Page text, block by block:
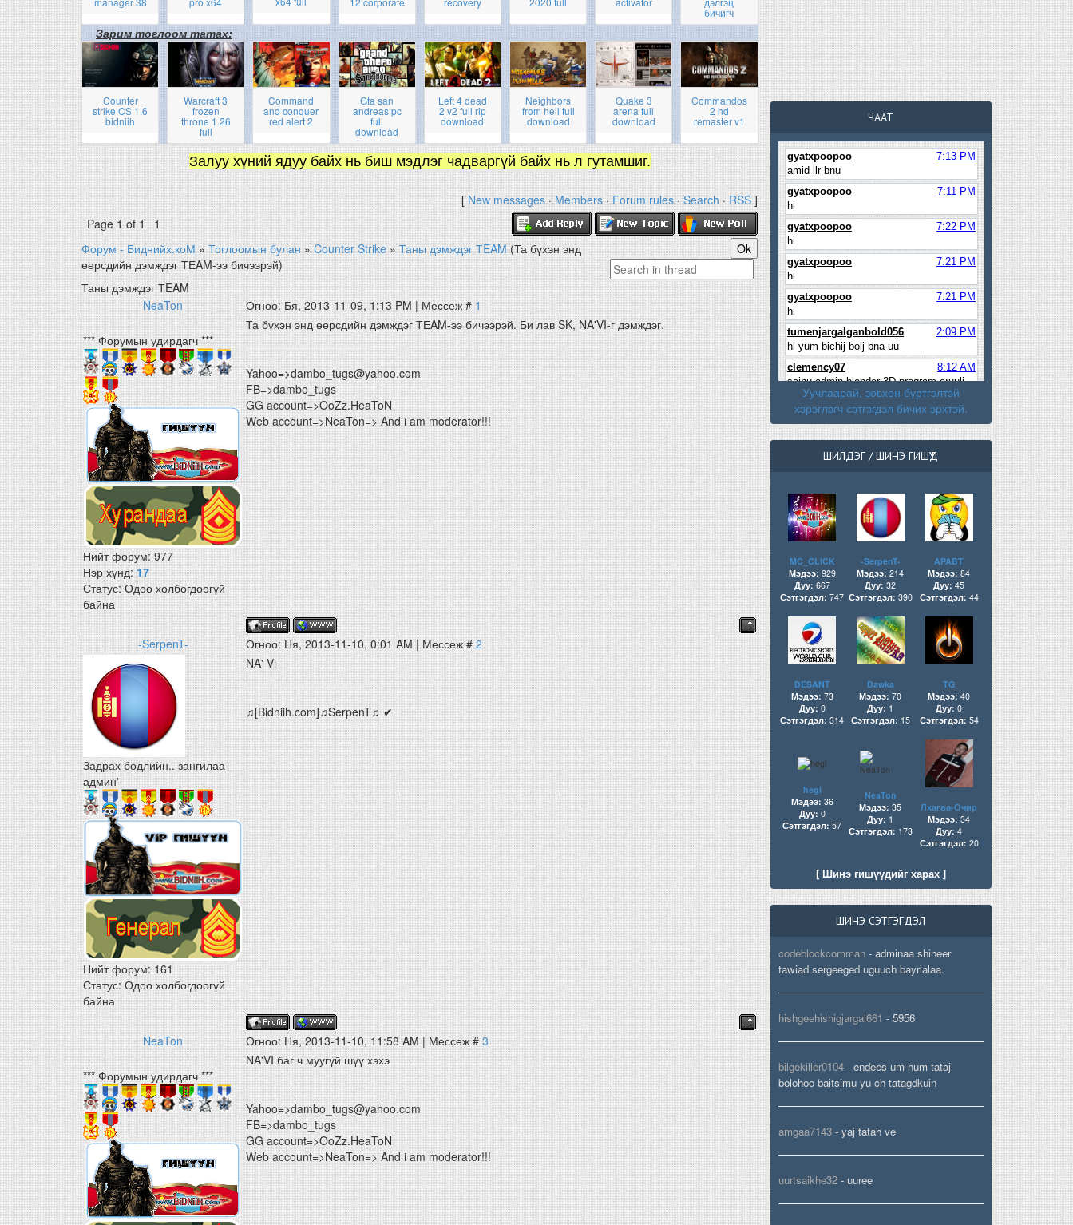
бичигч
Зарим тоглоом татах:
Counter
strike CS 1.6
bidniih
Warcraft 3
frozen
throne 1.26
full
Command
and conquer
red alert 2
Gta san
andreas pc
full
download
Left 4 dead
2 v2 full rip
download
Neighbors
from hell full
download
Quake 3
arena full
download
Commandos
2 hd
remaster v1
Залуу хүний ядуу байх нь биш мэдлэг чадваргүй байх нь л гутамшиг.
[New messages·Members·Forum rules·Search·RSS]
Page1of1
1
Форум - Биднийх.коМ » Тоглоомын булан » Counter Strike » Таны дэмждэг ТEAM (Та бүхэн энд
өөрсдийн дэмждэг ТЕAM-ээ бичээрэй)
Таны дэмждэг ТEAM
NeaTon
Огноо: Бя, 2013-11-09, 1:13 PM | Мессеж #1
*** Форумын удирдагч ***
Нийт форум:977
Нэр хүнд:17
Статус:Одоо холбогдоогүй
байна
Та бүхэн энд өөрсдийн дэмждэг ТЕAM-ээ бичээрэй. Би лав SK, NA'VI-г дэмждэг.
Yahoo=>dambo_tugs@yahoo.com
FB=>dambo_tugs
GG account=>OoZz.HeaToN
Web account=>NeaTon=> And i am moderator!!!
-SerpenT- Огноо: Ня, 2013-11-10, 0:01 AM | Мессеж #2
Задрах бодлийн.. зангилаа
админ'
Нийт форум:161
Статус:Одоо холбогдоогүй
байна
NA' Vi
♫[Bidniih.com]♫SerpenT♫ ✔
NeaTon Огноо: Ня, 2013-11-10, 11:58 AM | Мессеж #3
*** Форумын удирдагч ***
NA'VI баг ч муугүй шүү хэхэ
Yahoo=>dambo_tugs@yahoo.com
FB=>dambo_tugs
GG account=>OoZz.HeaToN
Web account=>NeaTon=> And i am moderator!!!
ЧААТ
Уучлаарай, зөвхөн бүртгэлтэй
хэрэглэгч сэтгэгдэл бичих эрхтэй.
ШИЛДЭГ / ШИНЭ ГИШҮҮД
MC_CLICK
Мэдээ: 929
Дуу: 667
Сэтгэгдэл:747
-SerpenT-
Мэдээ: 214
Дуу: 32
Сэтгэгдэл: 390
APABT
Мэдээ: 84
Дуу: 45
Сэтгэгдэл: 44
DESANT
Мэдээ: 73
Дуу: 0
Сэтгэгдэл:314
Dawka
Мэдээ: 70
Дуу: 1
Сэтгэгдэл: 15
TG
Мэдээ: 40
Дуу: 0
Сэтгэгдэл: 54
hegi
Мэдээ: 36
Дуу: 0
Сэтгэгдэл:57
NeaTon
Мэдээ: 35
Дуу: 1
Сэтгэгдэл: 173
Лхагва-Очир
Мэдээ: 34
Дуу: 4
Сэтгэгдэл: 20
[ Шинэ гишүүдийг харах ]
ШИНЭ СЭТГЭГДЭЛ
codeblockcomman- adminaa shineer
tawiad sergeeged uguuch bayrlalaa.
hishgeehishigjargal661 - 5956
bilgekiller0104- endees um hum tataj
bolohoo baitsimu yu ch tatagdkuin
amgaa7143- yaj tatah ve
uurtsaikhe32- uuree